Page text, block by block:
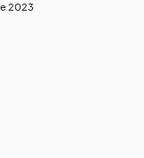
2023